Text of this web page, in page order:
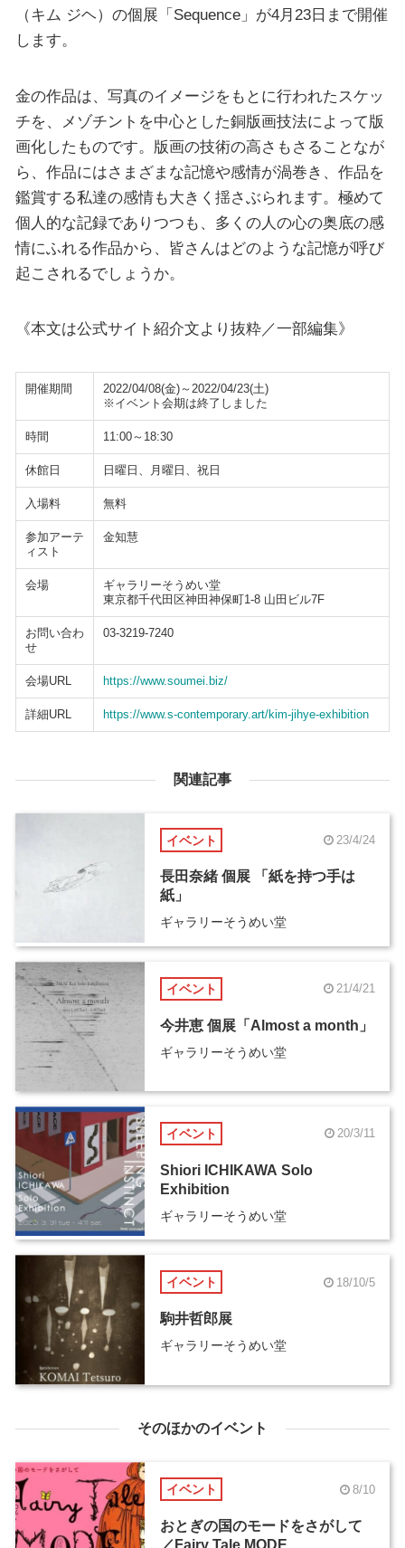
（キム ジヘ）の個展「Sequence」が4月23日まで開催
します。
金の作品は、写真のイメージをもとに行われたスケッ
チを、メゾチントを中心とした銅版画技法によって版
画化したものです。版画の技術の高さもさることなが
ら、作品にはさまざまな記憶や感情が渦巻き、作品を
鑑賞する私達の感情も大きく揺さぶられます。極めて
個人的な記録でありつつも、多くの人の心の奥底の感
情にふれる作品から、皆さんはどのような記憶が呼び
起こされるでしょうか。
《本文は公式サイト紹介文より抜粋／一部編集》
開催期間
2022/04/08(金)～2022/04/23(土)
※イベント会期は終了しました
時間 11:00～18:30
休館日 日曜日、月曜日、祝日
入場料 無料
参加アーテ
ィスト
金知慧
会場
ギャラリーそうめい堂
東京都千代田区神田神保町1-8 山田ビル7F
お問い合わ
せ
03-3219-7240
会場URL https://www.soumei.biz/
詳細URL https://www.s-contemporary.art/kim-jihye-exhibition
関連記事
イベント 23/4/24
長田奈緒 個展 「紙を持つ手は
紙」
ギャラリーそうめい堂
イベント 21/4/21
今井恵 個展「Almost a month」
ギャラリーそうめい堂
イベント 20/3/11
Shiori ICHIKAWA Solo
Exhibition
ギャラリーそうめい堂
イベント 18/10/5
駒井哲郎展
ギャラリーそうめい堂
そのほかのイベント
イベント 8/10
おとぎの国のモードをさがして
／Fairy Tale MODE